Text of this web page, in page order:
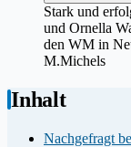
Stark und
und Ornella
den WM in
M.Michels
Inhalt
Nachgefragt